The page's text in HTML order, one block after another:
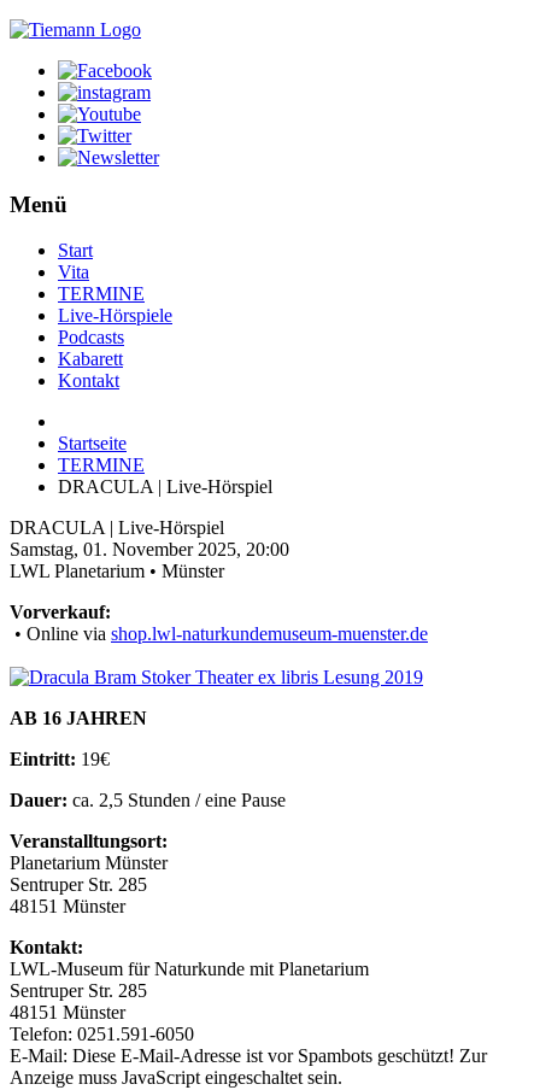
Menü
Start
Vita
TERMINE
Live-Hörspiele
Podcasts
Kabarett
Kontakt
Startseite
TERMINE
DRACULA | Live-Hörspiel
DRACULA | Live-Hörspiel
Samstag, 01. November 2025, 20:00
LWL Planetarium • Münster
Vorverkauf:
• Online via shop.lwl-naturkundemuseum-muenster.de
AB 16 JAHREN
Eintritt: 19€
Dauer: ca. 2,5 Stunden / eine Pause
Veranstalltungsort:
Planetarium Münster
Sentruper Str. 285
48151 Münster
Kontakt:
LWL-Museum für Naturkunde mit Planetarium
Sentruper Str. 285
48151 Münster
Telefon: 0251.591-6050
E-Mail: Diese E-Mail-Adresse ist vor Spambots geschützt! Zur
Anzeige muss JavaScript eingeschaltet sein.